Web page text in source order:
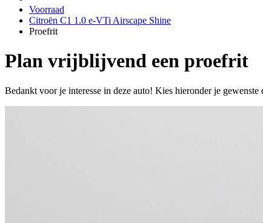
Voorraad
Citroën C1 1.0 e-VTi Airscape Shine
Proefrit
Plan vrijblijvend een proefrit
Bedankt voor je interesse in deze auto! Kies hieronder je